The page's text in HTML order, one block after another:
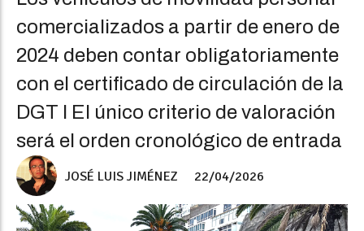
comercializados a partir de enero de
2024 deben contar obligatoriamente
con el certificado de circulación de la
DGT I El único criterio de valoración
será el orden cronológico de entrada
22/04/2026
JOSÉ LUIS JIMÉNEZ